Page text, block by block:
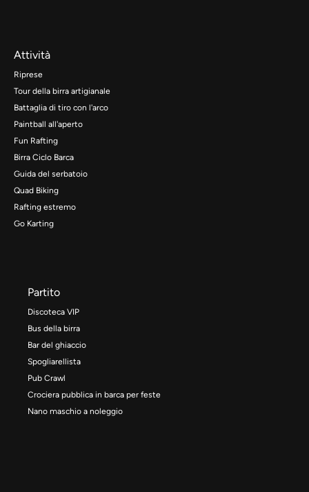
Attività
Riprese
Tour della birra artigianale
Battaglia di tiro con l'arco
Paintball all'aperto
Fun Rafting
Birra Ciclo Barca
Guida del serbatoio
Quad Biking
Rafting estremo
Go Karting
Partito
Discoteca VIP
Bus della birra
Bar del ghiaccio
Spogliarellista
Pub Crawl
Crociera pubblica in barca per feste
Nano maschio a noleggio